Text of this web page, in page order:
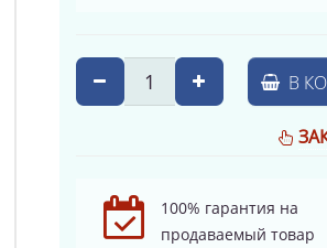
В
100% гарантия на
продаваемый товар